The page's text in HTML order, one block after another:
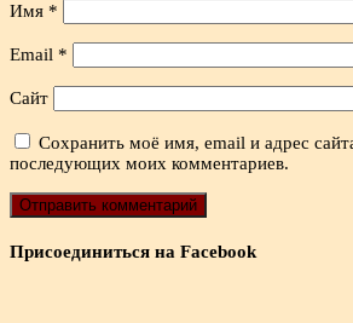
Имя *
Email *
Сайт
Сохранить моё имя, email и адрес
последующих моих комментариев.
Присоединиться на Facebook